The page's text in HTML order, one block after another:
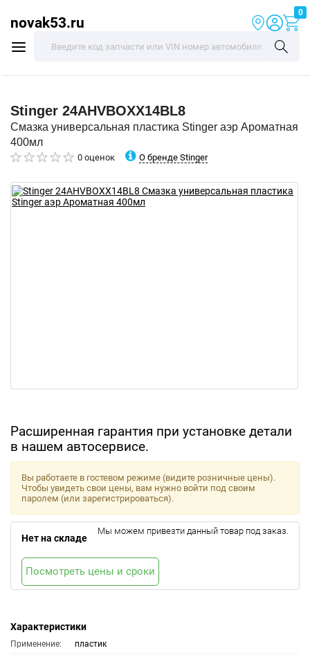
novak53.ru
0
Stinger 24AHVBOXX14BL8
Смазка универсальная пластика Stinger аэр Ароматная
400мл
0 оценок О бренде Stinger
Расширенная гарантия при установке детали
в нашем автосервисе.
Характеристики
Применение:
пластик
Вы работаете в гостевом режиме (видите розничные цены).
Чтобы увидеть свои цены, вам нужно войти под своим
паролем (или зарегистрироваться).
Нет на складе
Мы можем привезти данный товар под заказ.
Посмотреть цены и сроки